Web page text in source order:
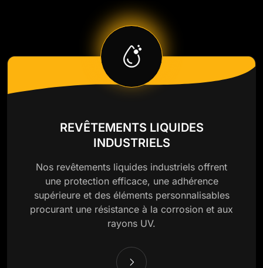
REVÊTEMENTS LIQUIDES
INDUSTRIELS
Nos revêtements liquides industriels offrent
une protection efficace, une adhérence
supérieure et des éléments personnalisables
procurant une résistance à la corrosion et aux
rayons UV.